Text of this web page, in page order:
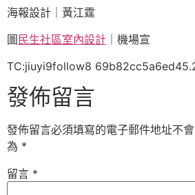
海報設計｜黃江霆
圖 民生社區室內設計 ｜機場宣
TC:jiuyi9follow8
發佈留言
發佈留言必須填寫的電子郵件地址不會
為 *
留言 *